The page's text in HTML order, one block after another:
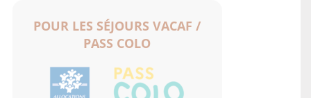
POUR LES SÉJOURS VACAF /
PASS COLO